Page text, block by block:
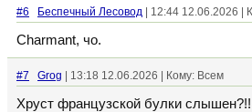
#6 Беспечный Лесовод | 12:44 12.06.2026 |
Charmant, чо.
#7 Grog | 13:18 12.06.2026 | Кому: Всем
Хруст французской булки слышен?!!